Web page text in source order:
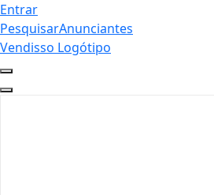
Entrar
PesquisarAnunciantes
Vendisso Logótipo